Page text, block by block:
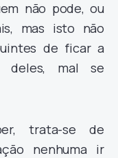
não pode, ou
mas isto não
de ficar a
deles, mal se
trata-se de
nenhuma ir